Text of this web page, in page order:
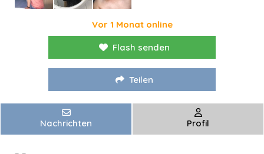
Vor 1 Monat online
Flash senden
Teilen
Nachrichten Profil